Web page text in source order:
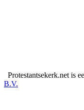
Protestantsekerk.net is
B.V.